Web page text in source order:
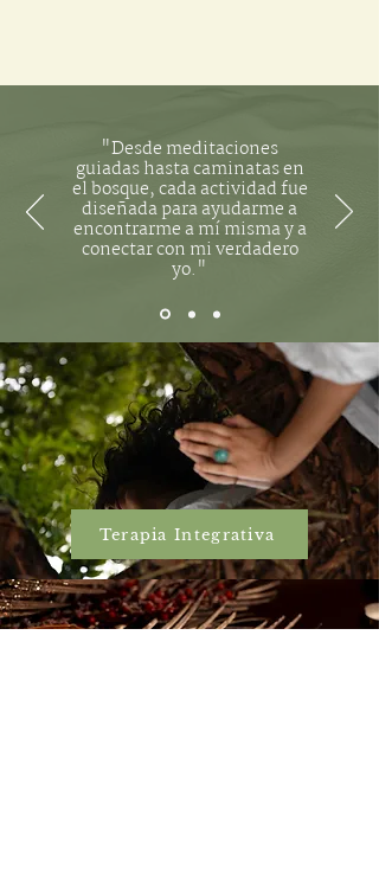
"Desde meditaciones
guiadas hasta caminatas en
el bosque, cada actividad fue
diseñada para ayudarme a
encontrarme a mí misma y a
conectar con mi verdadero
yo."
Terapia Integrativa